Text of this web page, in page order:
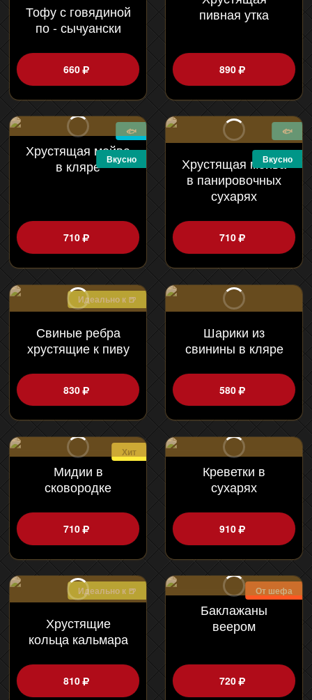
Тофу с говядиной
по - сычуански
660
пивная утка
890
Хрустящая мойва
в кляре
710
🐟
Вкусно
Хрустящая мойва
в панировочных
сухарях
710
🐟
Вкусно
Свиные ребра
хрустящие к пиву
830
Идеально к 🍺
Шарики из
свинины в кляре
580
Мидии в
сковородке
710
Хит
Креветки в
сухарях
910
Хрустящие
кольца кальмара
810
Идеально к 🍺
Баклажаны
веером
720
От шефа